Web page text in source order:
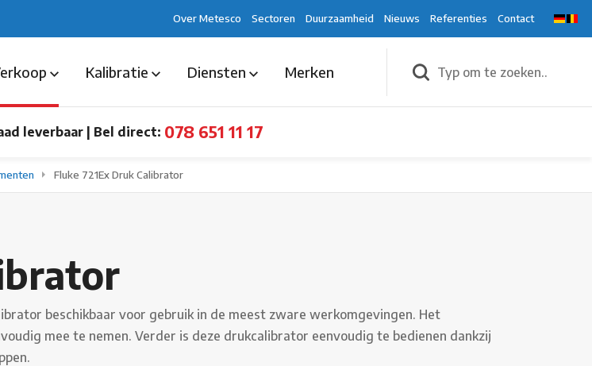
Over Metesco Sectoren Duurzaamheid Nieuws Referenties Contact
Kalibratie Diensten Merken
leverbaar Bel direct: 078 651 11 17
Fluke 721Ex Druk Calibrator
beschikbaar voor gebruik in de meest zware werkomgevingen. Het
mee te nemen. Verder is deze drukcalibrator eenvoudig te bedienen dankzij